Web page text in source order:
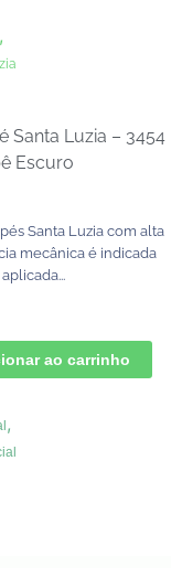
Santa Luzia – 3454
Escuro
Santa Luzia com alta
mecânica é indicada
ao carrinho
,